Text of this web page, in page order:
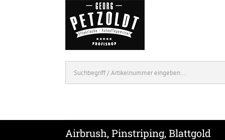
Airbrush, Pinstriping, Blattgold